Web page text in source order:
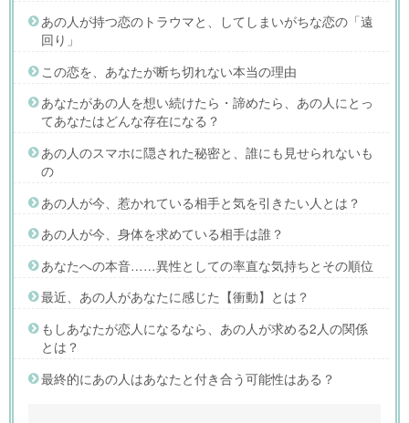
あの人が持つ恋のトラウマと、してしまいがちな恋の「遠
回り」
この恋を、あなたが断ち切れない本当の理由
あなたがあの人を想い続けたら・諦めたら、あの人にとっ
てあなたはどんな存在になる？
あの人のスマホに隠された秘密と、誰にも見せられないも
の
あの人が今、惹かれている相手と気を引きたい人とは？
あの人が今、身体を求めている相手は誰？
あなたへの本音……異性としての率直な気持ちとその順位
最近、あの人があなたに感じた【衝動】とは？
もしあなたが恋人になるなら、あの人が求める2人の関係
とは？
最終的にあの人はあなたと付き合う可能性はある？